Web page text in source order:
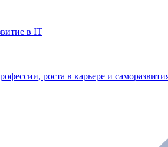
в IT
роста в карьере и